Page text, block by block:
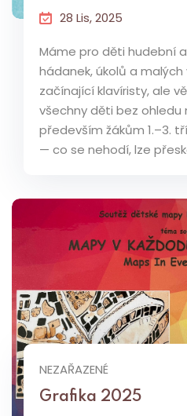
28 Lis, 2025
Máme pro děti hudební
hádanek, úkolů a
začínající klavíristy, ale
všechny děti bez ohledu
především žákům 1.–3.
— co se nehodí, lze
NEZAŘAZENÉ
Grafika 2025